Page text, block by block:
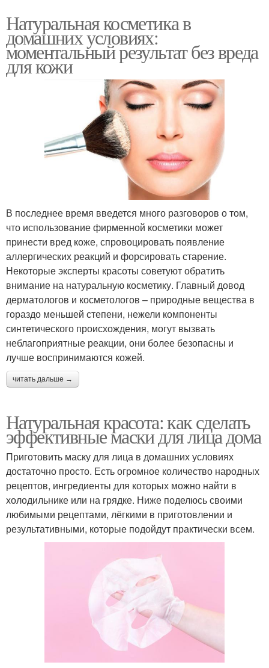
Натуральная косметика в
домашних условиях:
моментальный результат без вреда
для кожи
В последнее время введется много разговоров о том,
что использование фирменной косметики может
принести вред коже, спровоцировать появление
аллергических реакций и форсировать старение.
Некоторые эксперты красоты советуют обратить
внимание на натуральную косметику. Главный довод
дерматологов и косметологов – природные вещества в
гораздо меньшей степени, нежели компоненты
синтетического происхождения, могут вызвать
неблагоприятные реакции, они более безопасны и
лучше воспринимаются кожей.
читать дальше →
Натуральная красота: как сделать
эффективные маски для лица дома
Приготовить маску для лица в домашних условиях
достаточно просто. Есть огромное количество народных
рецептов, ингредиенты для которых можно найти в
холодильнике или на грядке. Ниже поделюсь своими
любимыми рецептами, лёгкими в приготовлении и
результативными, которые подойдут практически всем.